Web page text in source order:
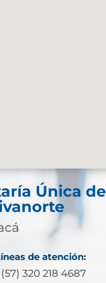
Única de
de atención:
320 218 4687